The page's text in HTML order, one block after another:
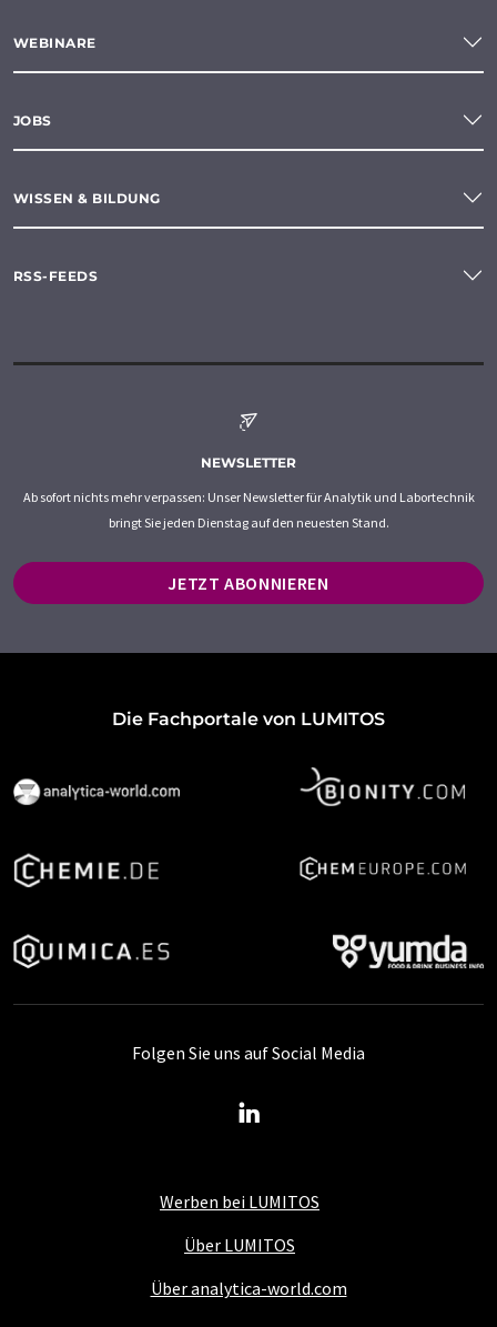
WEBINARE
JOBS
WISSEN & BILDUNG
RSS-FEEDS
NEWSLETTER
Ab sofort nichts mehr verpassen: Unser Newsletter für Analytik und Labortechnik
bringt Sie jeden Dienstag auf den neuesten Stand.
JETZT ABONNIEREN
Die Fachportale von LUMITOS
Werben bei LUMITOS
Über LUMITOS
Über analytica-world.com
Folgen Sie uns auf Social Media